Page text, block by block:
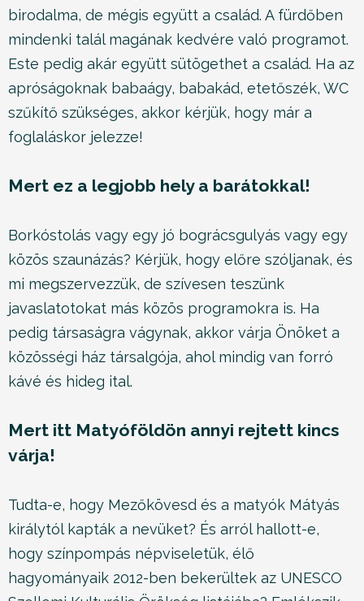
birodalma, de mégis együtt a család. A fürdőben
mindenki talál magának kedvére való programot.
Este pedig akár együtt sütögethet a család. Ha az
apróságoknak babaágy, babakád, etetőszék, WC
szűkítő szükséges, akkor kérjük, hogy már a
foglaláskor jelezze!
Mert ez a legjobb hely a barátokkal!
Borkóstolás vagy egy jó bográcsgulyás vagy egy
közös szaunázás? Kérjük, hogy előre szóljanak, és
mi megszervezzük, de szívesen teszünk
javaslatotokat más közös programokra is. Ha
pedig társaságra vágynak, akkor várja Önöket a
közösségi ház társalgója, ahol mindig van forró
kávé és hideg ital.
Mert itt Matyóföldön annyi rejtett kincs
várja!
Tudta-e, hogy Mezőkövesd és a matyók Mátyás
királytól kapták a nevüket? És arról hallott-e,
hogy színpompás népviseletük, élő
hagyományaik 2012-ben bekerültek az UNESCO